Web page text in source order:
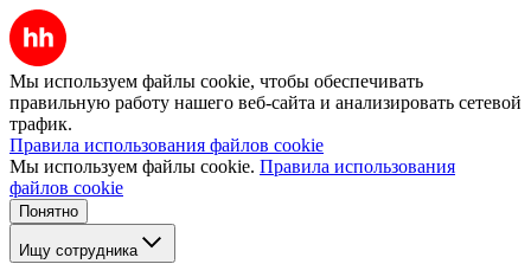
Мы используем файлы cookie, чтобы обеспечивать
правильную работу нашего веб-сайта и анализировать сетевой
трафик.
Правила использования файлов cookie
Мы используем файлы cookie. Правила использования
файлов cookie
Понятно
Ищу сотрудника